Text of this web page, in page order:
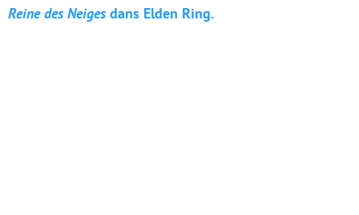
Reine des Neiges dans Elden Ring.